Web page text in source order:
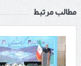
مطالب مرتبط